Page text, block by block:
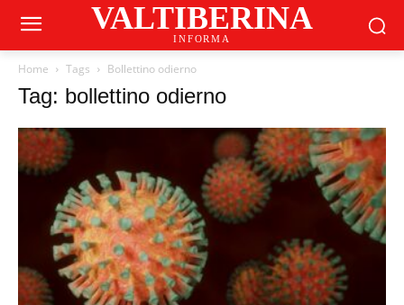
VALTIBERINA
INFORMA
Home Tags Bollettino odierno
Tag: bollettino odierno